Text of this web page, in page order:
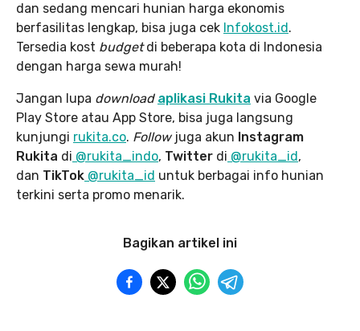
dan sedang mencari hunian harga ekonomis
berfasilitas lengkap, bisa juga cek Infokost.id.
Tersedia kost budgetdi beberapa kota di Indonesia
dengan harga sewa murah!
Jangan lupa download aplikasi Rukita via Google
Play Store atau App Store, bisa juga langsung
kunjungi rukita.co. Followjuga akun Instagram
Rukita di @rukita_indo, Twitter di @rukita_id,
dan TikTok @rukita_id untuk berbagai info hunian
terkini serta promo menarik.
Bagikan artikel ini